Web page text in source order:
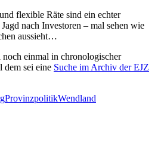
flexible Räte sind ein echter
nach Investoren – mal sehen wie
aussieht…
noch einmal in chronologischer
dem sei eine Suche im Archiv der EJZ
ProvinzpolitikWendland